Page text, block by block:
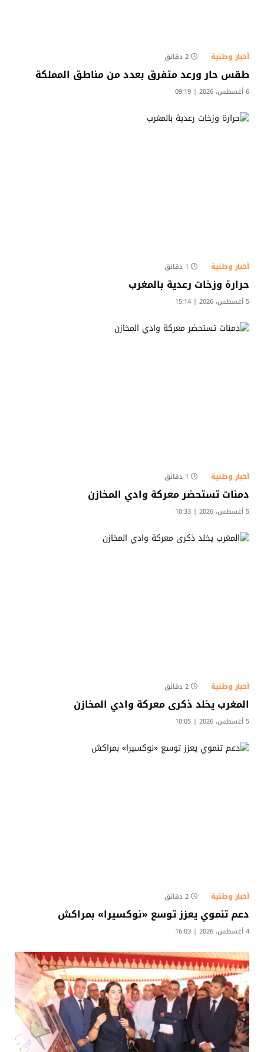
أخبار وطنية 2 دقائق
طقس حار ورعد متفرق بعدد من مناطق المملكة
6 أغسطس، 2026 | 09:19
أخبار وطنية 1 دقائق
حرارة وزخات رعدية بالمغرب
5 أغسطس، 2026 | 15:14
أخبار وطنية 1 دقائق
دمنات تستحضر معركة وادي المخازن
5 أغسطس، 2026 | 10:33
أخبار وطنية 2 دقائق
المغرب يخلد ذكرى معركة وادي المخازن
5 أغسطس، 2026 | 10:05
أخبار وطنية 2 دقائق
دعم تنموي يعزز توسع «نوكسيرا» بمراكش
4 أغسطس، 2026 | 16:03